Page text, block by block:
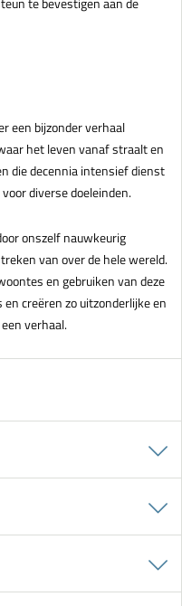
een bijzonder verhaal
het leven vanaf straalt en
die decennia intensief dienst
diverse doeleinden.
onszelf nauwkeurig
van over de hele wereld.
en gebruiken van deze
creëren zo uitzonderlijke en
verhaal.